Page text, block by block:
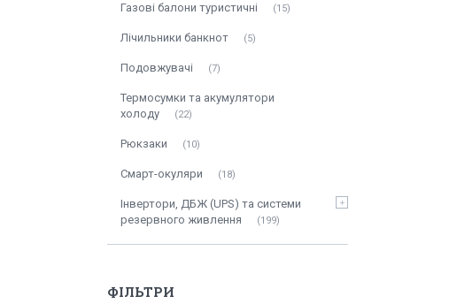
Газові балони туристичні 15
Лічильники банкнот 5
Подовжувачі 7
Термосумки та акумулятори
холоду
22
Рюкзаки 10
Смарт-окуляри 18
Інвертори, ДБЖ (UPS) та системи
резервного живлення
199
ФІЛЬТРИ